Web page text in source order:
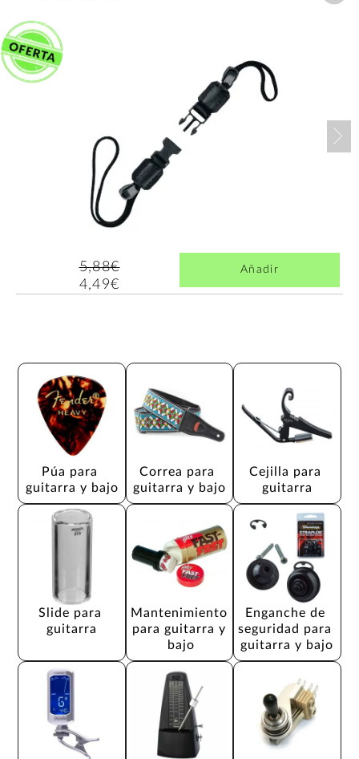
5,88€
4,49€
Añadir
Púa para
guitarra y bajo
Correa para
guitarra y bajo
Cejilla para
guitarra
Slide para
guitarra
Mantenimiento
para guitarra y
bajo
Enganche de
seguridad para
guitarra y bajo